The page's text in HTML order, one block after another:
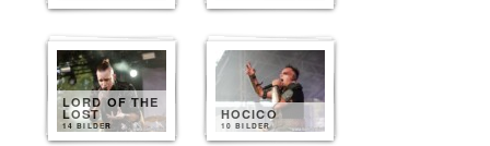
LORD OF THE
LOST
14 BILDER
HOCICO
10 BILDER